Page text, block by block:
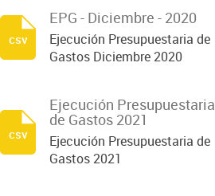
EPG - Diciembre - 2020
Ejecución Presupuestaria de
Gastos Diciembre 2020
csv
Ejecución Presupuestaria
de Gastos 2021
Ejecución Presupuestaria de
Gastos 2021
csv